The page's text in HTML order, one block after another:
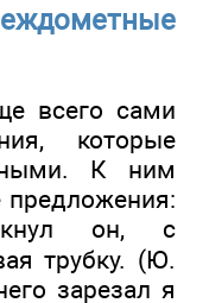
всего сами
которые
К ним
предложения:
он, с
трубку. (Ю.
зарезал я